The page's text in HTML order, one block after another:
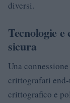
diversi.
Tecnologie
sicura
Una
crittografati
crittografico e